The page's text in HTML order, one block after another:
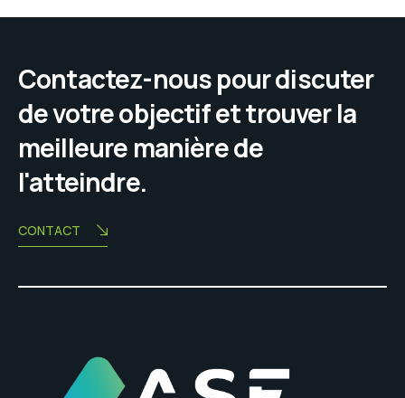
Contactez-nous pour discuter
de votre objectif et trouver la
meilleure manière de
l'atteindre.
CONTACT